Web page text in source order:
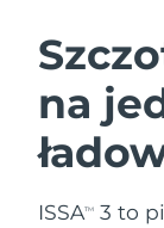
na
ISSATM
3 to
Australia
Austria